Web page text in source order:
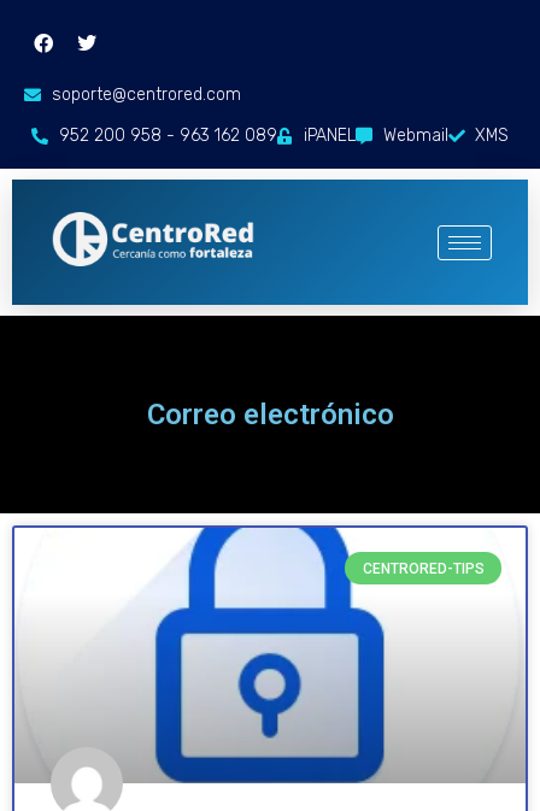
soporte@centrored.com
952 200 958 - 963 162 089
iPANEL Webmail XMS
Correo electrónico
CENTRORED-TIPS